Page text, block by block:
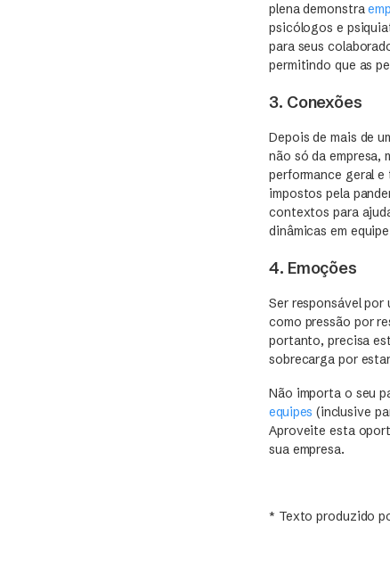
plena demonstra
psicólogos e
para seus
permitindo que as
3. Conexões
Depois de mais de
não só da empresa,
performance geral e
impostos pela
contextos para
dinâmicas em
4. Emoções
Ser responsável
como pressão por
portanto, precisa
sobrecarga por
Não importa o seu
equipes (inclusive
Aproveite esta
sua empresa.
* Texto produzido